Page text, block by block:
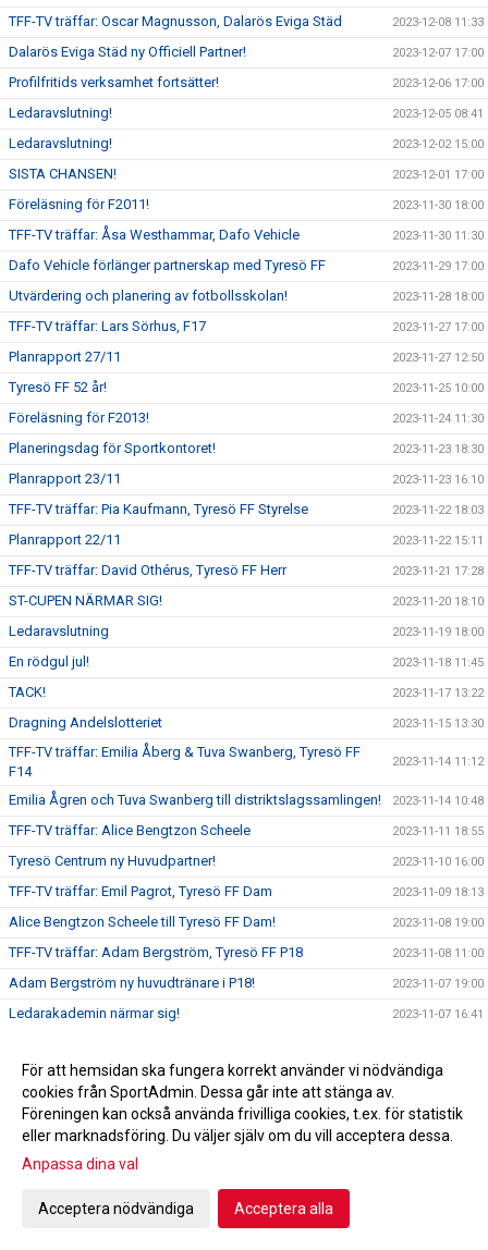
TFF-TV träffar: Oscar Magnusson, Dalarös Eviga Städ 2023-12-08 11:33
Dalarös Eviga Städ ny Officiell Partner! 2023-12-07 17:00
Profilfritids verksamhet fortsätter! 2023-12-06 17:00
Ledaravslutning! 2023-12-05 08:41
Ledaravslutning! 2023-12-02 15:00
SISTA CHANSEN! 2023-12-01 17:00
Föreläsning för F2011! 2023-11-30 18:00
TFF-TV träffar: Åsa Westhammar, Dafo Vehicle 2023-11-30 11:30
Dafo Vehicle förlänger partnerskap med Tyresö FF 2023-11-29 17:00
Utvärdering och planering av fotbollsskolan! 2023-11-28 18:00
TFF-TV träffar: Lars Sörhus, F17 2023-11-27 17:00
Planrapport 27/11 2023-11-27 12:50
Tyresö FF 52 år! 2023-11-25 10:00
Föreläsning för F2013! 2023-11-24 11:30
Planeringsdag för Sportkontoret! 2023-11-23 18:30
Planrapport 23/11 2023-11-23 16:10
TFF-TV träffar: Pia Kaufmann, Tyresö FF Styrelse 2023-11-22 18:03
Planrapport 22/11 2023-11-22 15:11
TFF-TV träffar: David Othérus, Tyresö FF Herr 2023-11-21 17:28
ST-CUPEN NÄRMAR SIG! 2023-11-20 18:10
Ledaravslutning 2023-11-19 18:00
En rödgul jul! 2023-11-18 11:45
TACK! 2023-11-17 13:22
Dragning Andelslotteriet 2023-11-15 13:30
TFF-TV träffar: Emilia Åberg & Tuva Swanberg, Tyresö FF
F14
2023-11-14 11:12
Emilia Ågren och Tuva Swanberg till distriktslagssamlingen! 2023-11-14 10:48
TFF-TV träffar: Alice Bengtzon Scheele 2023-11-11 18:55
Tyresö Centrum ny Huvudpartner! 2023-11-10 16:00
TFF-TV träffar: Emil Pagrot, Tyresö FF Dam 2023-11-09 18:13
Alice Bengtzon Scheele till Tyresö FF Dam! 2023-11-08 19:00
TFF-TV träffar: Adam Bergström, Tyresö FF P18 2023-11-08 11:00
Adam Bergström ny huvudtränare i P18! 2023-11-07 19:00
Ledarakademin närmar sig! 2023-11-07 16:41
Hjälp oss utveckla Tyresö FF! 2023-11-03 17:00
Emil Pagrot ny huvudtränare för damlaget! 2023-11-01 17:00
Feriejobbare på Tyresövallen! 2023-10-31 17:00
Höstlovscupen!
Framtidsveckan| Investeringar i ungdomsverksamheten
Jeppe Mauritzson ny blockansvarig!
För att hemsidan ska fungera korrekt använder vi nödvändiga
cookies från SportAdmin. Dessa går inte att stänga av.
Föreningen kan också använda frivilliga cookies, t.ex. för statistik
eller marknadsföring. Du väljer själv om du vill acceptera dessa.
Anpassa dina val
Acceptera nödvändiga Acceptera alla